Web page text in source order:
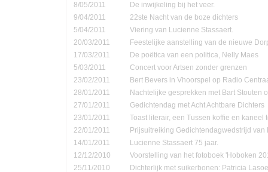
8/05/2011
De inwijkeling bij het veer.
9/04/2011
22ste Nacht van de boze dichters
5/04/2011
Viering van Lucienne Stassaert.
20/03/2011
Feestelijke aanstelling van de nieuwe
17/03/2011
De poëtica van een politica, Nelly Maes
5/03/2011
Concert voor Artsen zonder grenzen
23/02/2011
Bert Bevers in Vhoorspel op Radio
28/01/2011
Nachtelijke gesprekken met Bart Stouten
27/01/2011
Gedichtendag met Acht Achtbare Dichters
23/01/2011
Toast literair, een Tussen koffie en kaneel
22/01/2011
Prijsuitreiking Gedichtendagwedstrijd van
14/01/2011
Lucienne Stassaert 75 jaar.
12/12/2010
Voorstelling van het fotoboek 'Hoboken
25/11/2010
Dichterlijk met suikerbonen: Patricia